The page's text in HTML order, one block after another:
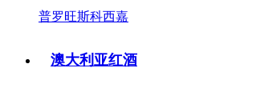
普罗旺斯科西嘉
澳大利亚红酒